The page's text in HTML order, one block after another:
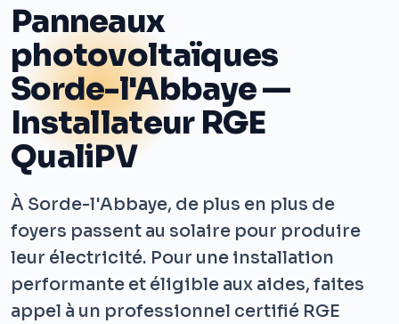
Panneaux
photovoltaïques
Sorde-l'Abbaye —
Installateur RGE
QualiPV
À Sorde-l'Abbaye, de plus en plus de
foyers passent au solaire pour produire
leur électricité. Pour une installation
performante et éligible aux aides, faites
appel à un professionnel certifié RGE